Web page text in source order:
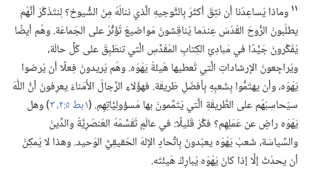
١١ وماذا يُساعِدُنا أن نثِقَ أكثَرَ بِالتَّوجيهِ الَّذي ننالُهُ مِنَ الشُّيوخ؟‏ لِنتَذَكَّرْ أنَّهُم
يطلُبونَ الرُّوحَ القُدُسَ عِندَما يُناقِشونَ مَواضيعَ تُؤَثِّرُ على الجَماعَة.‏ وهُم أيضًا
يُفَكِّرونَ جَيِّدًا في مَبادِئِ الكِتابِ المُقَدَّسِ الَّتي تنطَبِقُ على كُلِّ حالَة،‏
ويُراجِعونَ الإرشاداتِ الَّتي تُعطيها هَيئَةُ يَهْوَه.‏ وهُم يُريدونَ فِعلًا أن يُرضوا
يَهْوَه،‏ وأن يهتَمُّوا بِشَعبِهِ بِأفضَلِ طَريقَة.‏ فهؤُلاءِ الرِّجالُ الأُمَناءُ يعرِفونَ أنَّ اللّٰهَ
سيُحاسِبُهُم على الطَّريقَةِ الَّتي يُتَمِّمونَ بها مَسؤولِيَّاتِهِم.‏ (‏١ بط ٥:‏٢،‏ ٣
‏)‏ وهل
يَهْوَه راضٍ عن عَمَلِهِم؟‏ فكِّرْ قَليلًا:‏ في عالَمٍ تُقَسِّمُهُ العُنصُرِيَّةُ والدِّينُ
والسِّياسَة،‏ شَعبُ يَهْوَه يعبُدونَ بِاتِّحادٍ الإلهَ الحَقيقِيَّ الوَحيد.‏ وهذا لا يُمكِنُ
أن يحدُثَ إلَّا إذا كانَ يَهْوَه يُبارِكُ هَيئَتَه.‏